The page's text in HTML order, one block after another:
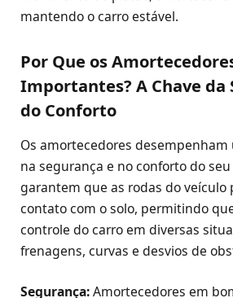
mantendo o carro estável.
Por Que os
Importantes? A Chave da
do Conforto
Os amortecedores
na segurança e no conforto do seu
garantem que as rodas do veículo
contato com o solo, permitindo
controle do carro em diversas
frenagens, curvas e desvios de
Segurança:Amortecedores em